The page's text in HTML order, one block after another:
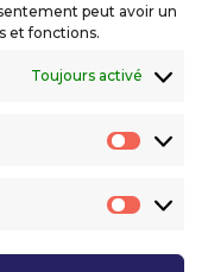
peut avoir un
et fonctions.
Toujours activé